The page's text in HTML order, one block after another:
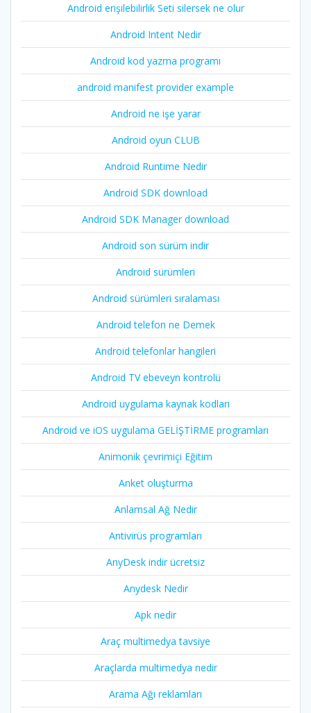
Android erişilebilirlik Seti silersek ne olur
Android Intent Nedir
Android kod yazma programı
android manifest provider example
Android ne işe yarar
Android oyun CLUB
Android Runtime Nedir
Android SDK download
Android SDK Manager download
Android son sürüm indir
Android sürümleri
Android sürümleri sıralaması
Android telefon ne Demek
Android telefonlar hangileri
Android TV ebeveyn kontrolü
Android uygulama kaynak kodları
Android ve iOS uygulama GELİŞTİRME programları
Animonik çevrimiçi Eğitim
Anket oluşturma
Anlamsal Ağ Nedir
Antivirüs programları
AnyDesk indir ücretsiz
Anydesk Nedir
Apk nedir
Araç multimedya tavsiye
Araçlarda multimedya nedir
Arama Ağı reklamları